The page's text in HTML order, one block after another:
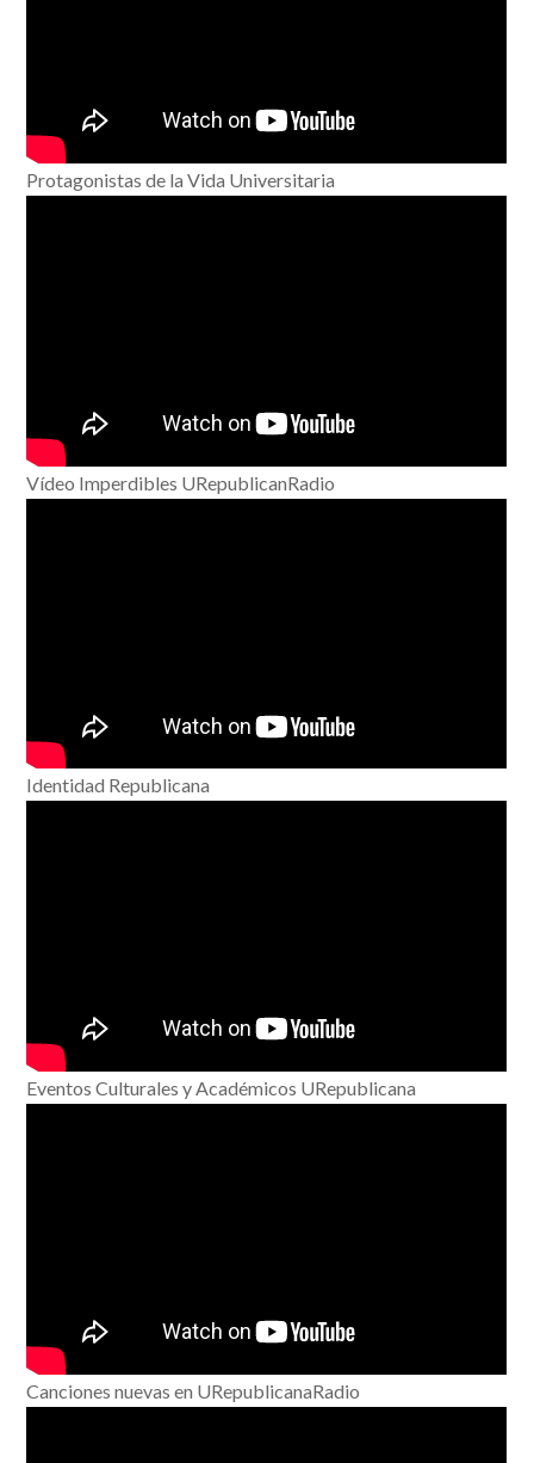
Protagonistas de la Vida Universitaria
Vídeo Imperdibles URepublicanRadio
Identidad Republicana
Eventos Culturales y Académicos URepublicana
Canciones nuevas en URepublicanaRadio